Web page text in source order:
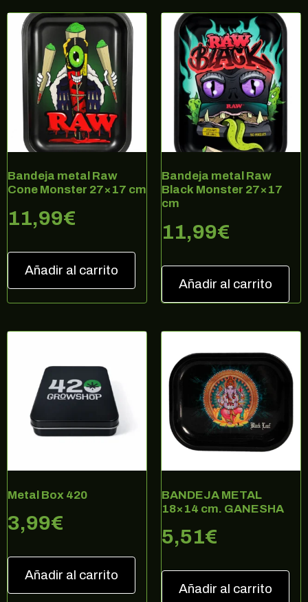
Bandeja metal Raw
Cone Monster 27×17 cm
11,99€
Añadir al carrito
Bandeja metal Raw
Black Monster 27×17
cm
11,99€
Añadir al carrito
Metal Box 420
3,99€
Añadir al carrito
BANDEJA METAL
18×14 cm. GANESHA
5,51€
Añadir al carrito
¡10% DE DESCUENTO EN TU
PRÓXIMA COMPRA!
Regístrate en nuestra newsletter para estar
promociones y muchas sorpresas.
Correo electrónico